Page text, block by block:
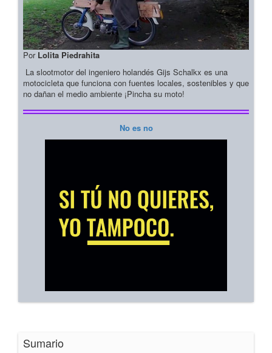
Por Lolita Piedrahita
La slootmotor del ingeniero holandés Gijs Schalkx es una
motocicleta que funciona con fuentes locales, sostenibles y que
no dañan el medio ambiente ¡Pincha su moto!
No es no
Sumario